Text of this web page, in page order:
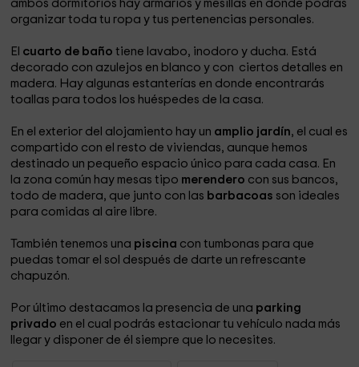
ambos dormitorios hay armarios y mesillas en donde podrás
organizar toda tu ropa y tus pertenencias personales.
El cuarto de baño tiene lavabo, inodoro y ducha. Está
decorado con azulejos en blanco y con ciertos detalles en
madera. Hay algunas estanterías en donde encontrarás
toallas para todos los huéspedes de la casa.
En el exterior del alojamiento hay un amplio jardín, el cual es
compartido con el resto de viviendas, aunque hemos
destinado un pequeño espacio único para cada casa. En
la zona común hay mesas tipo merendero con sus bancos,
todo de madera, que junto con las barbacoas son ideales
para comidas al aire libre.
También tenemos una piscina con tumbonas para que
puedas tomar el sol después de darte un refrescante
chapuzón.
Por último destacamos la presencia de una parking
privado en el cual podrás estacionar tu vehículo nada más
llegar y disponer de él siempre que lo necesites.